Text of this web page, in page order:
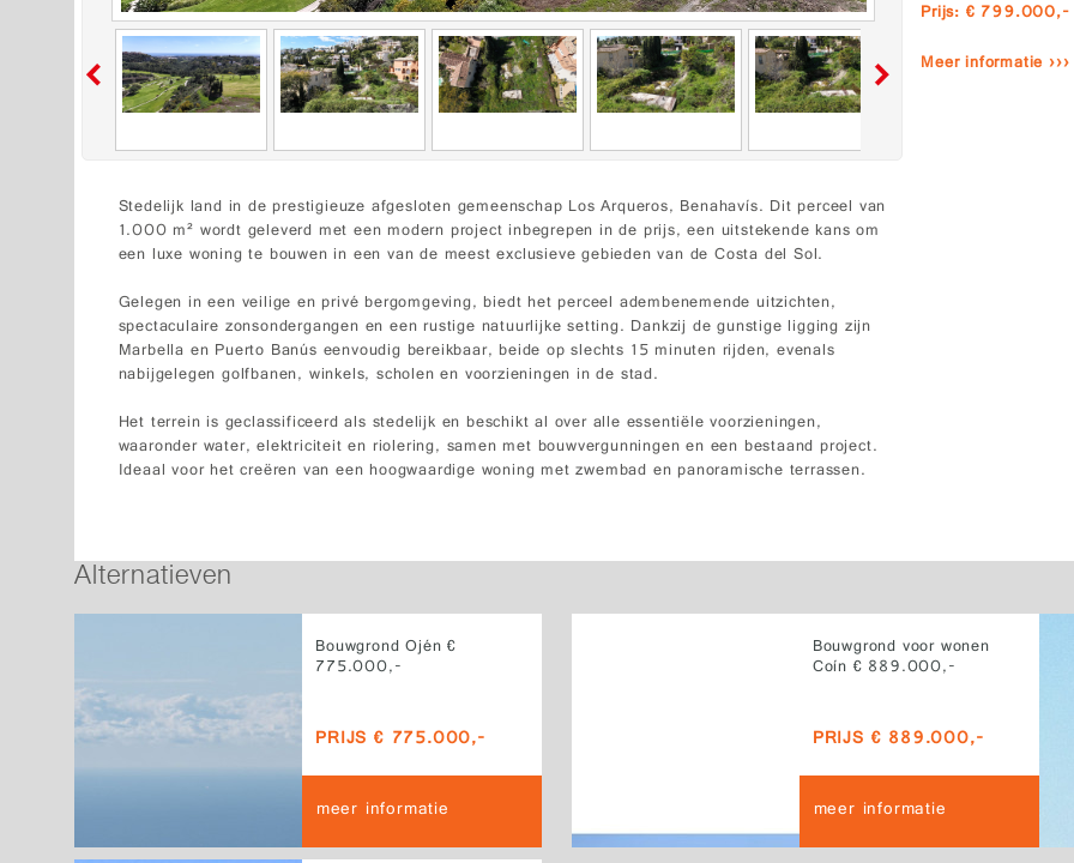
Prijs: € 799.000,-
Meer informatie ›››
Stedelijk land in de prestigieuze afgesloten gemeenschap Los Arqueros, Benahavís. Dit perceel van
1.000 m² wordt geleverd met een modern project inbegrepen in de prijs, een uitstekende kans om
een luxe woning te bouwen in een van de meest exclusieve gebieden van de Costa del Sol.
Gelegen in een veilige en privé bergomgeving, biedt het perceel adembenemende uitzichten,
spectaculaire zonsondergangen en een rustige natuurlijke setting. Dankzij de gunstige ligging zijn
Marbella en Puerto Banús eenvoudig bereikbaar, beide op slechts 15 minuten rijden, evenals
nabijgelegen golfbanen, winkels, scholen en voorzieningen in de stad.
Het terrein is geclassificeerd als stedelijk en beschikt al over alle essentiële voorzieningen,
waaronder water, elektriciteit en riolering, samen met bouwvergunningen en een bestaand project.
Ideaal voor het creëren van een hoogwaardige woning met zwembad en panoramische terrassen.
Alternatieven
Bouwgrond Ojén €
775.000,-
PRIJS € 775.000,-
meer informatie
Bouwgrond voor wonen
Coín € 889.000,-
PRIJS € 889.000,-
meer informatie